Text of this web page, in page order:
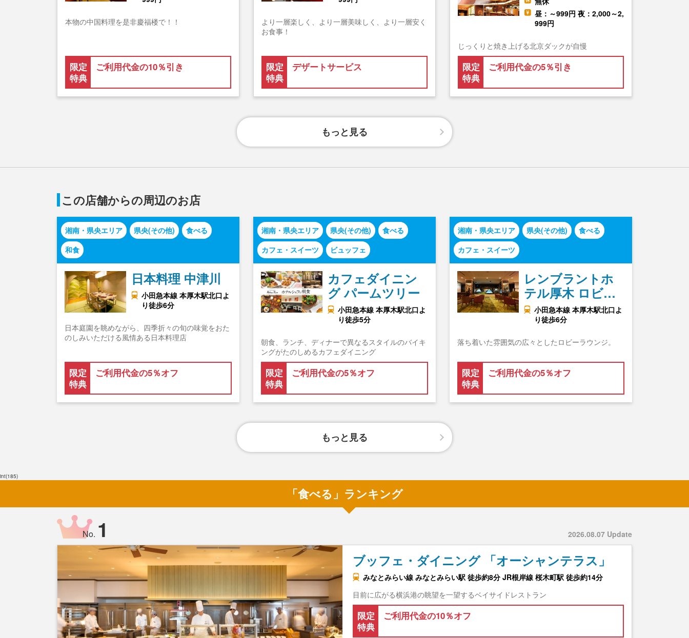
本物の中国料理を是非慶福楼で！！
限定
特典
ご利用代金の10％引き
より一層楽しく、より一層美味しく、より一層安く
お食事！
限定
特典
デザートサービス
昼：～999円 夜：2,000～2,
999円
じっくりと焼き上げる北京ダックが自慢
限定
特典
ご利用代金の5％引き
もっと見る
この店舗からの周辺のお店
湘南・県央エリア 県央(その他)
食べる
和食
日本料理 中津川
小田急本線 本厚木駅北口よ
り徒歩6分
日本庭園を眺めながら、四季折々の旬の味覚をおた
のしみいただける風情ある日本料理店
限定
特典
ご利用代金の5％オフ
湘南・県央エリア 県央(その他)
食べる
カフェ・スイーツ
ビュッフェ
カフェダイニン
グ パームツリー
小田急本線 本厚木駅北口よ
り徒歩5分
朝食、ランチ、ディナーで異なるスタイルのバイキ
ングがたのしめるカフェダイニング
限定
特典
ご利用代金の5％オフ
湘南・県央エリア 県央(その他)
食べる
カフェ・スイーツ
レンブラントホ
テル厚木 ロビ…
小田急本線 本厚木駅北口よ
り徒歩6分
落ち着いた雰囲気の広々としたロビーラウンジ。
限定
特典
ご利用代金の5％オフ
もっと見る
int(185)
「食べる」ランキング
2026.08.07 Update
No. 1
ブッフェ・ダイニング 「オーシャンテラス」
みなとみらい線 みなとみらい駅 徒歩約8分 JR根岸線 桜木町駅 徒歩約14分
目前に広がる横浜港の眺望を一望するベイサイドレストラン
限定
特典
ご利用代金の10％オフ